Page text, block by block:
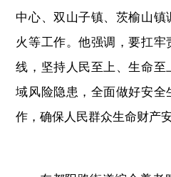
中心、双山子镇、茨榆山
火等工作。他强调，要扛
线，坚持人民至上、生命
域风险隐患，全面做好安
作，确保人民群众生命财产